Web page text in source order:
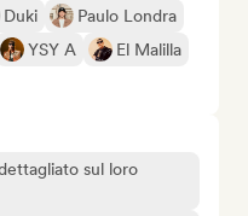
Duki
Paulo Londra
YSY A
El Malilla
sul loro